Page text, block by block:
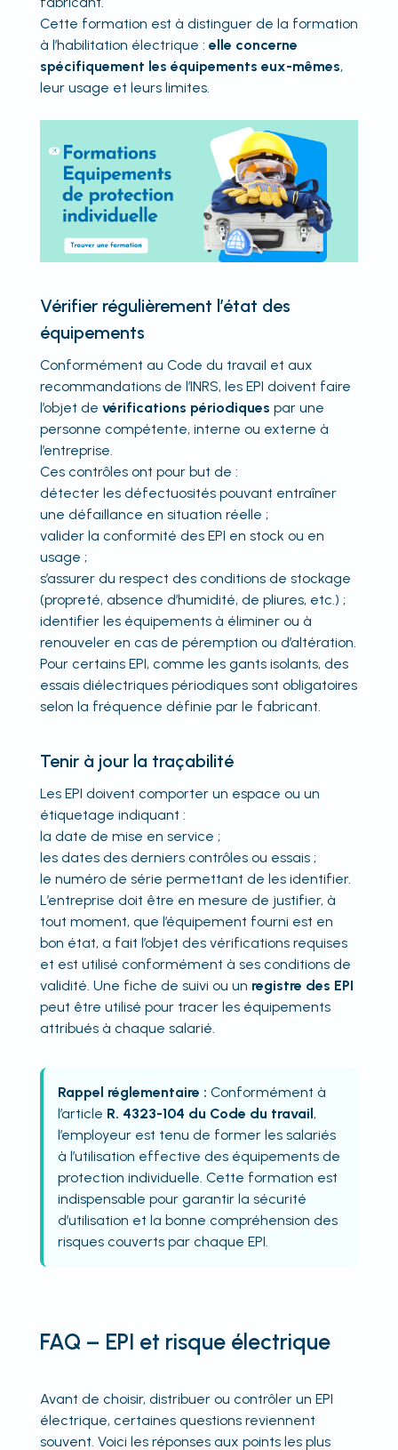
Cette formation est à distinguer de la formation
à l’habilitation électrique : elle concerne
spécifiquement les équipements eux-mêmes,
leur usage et leurs limites.
Vérifier régulièrement l’état des
équipements
Conformément au Code du travail et aux
recommandations de l’INRS, les EPI doivent faire
l’objet de vérifications périodiques par une
personne compétente, interne ou externe à
l’entreprise.
Ces contrôles ont pour but de :
détecter les défectuosités pouvant entraîner
une défaillance en situation réelle ;
valider la conformité des EPI en stock ou en
usage ;
s’assurer du respect des conditions de stockage
(propreté, absence d’humidité, de pliures, etc.) ;
identifier les équipements à éliminer ou à
renouveler en cas de péremption ou d’altération.
Pour certains EPI, comme les gants isolants, des
essais diélectriques périodiques sont obligatoires
selon la fréquence définie par le fabricant.
Tenir à jour la traçabilité
Les EPI doivent comporter un espace ou un
étiquetage indiquant :
la date de mise en service ;
les dates des derniers contrôles ou essais ;
le numéro de série permettant de les identifier.
L’entreprise doit être en mesure de justifier, à
tout moment, que l’équipement fourni est en
bon état, a fait l’objet des vérifications requises
et est utilisé conformément à ses conditions de
validité. Une fiche de suivi ou un registre des EPI
peut être utilisé pour tracer les équipements
attribués à chaque salarié.
Rappel réglementaire : Conformément à
l’article R. 4323-104 du Code du travail,
l’employeur est tenu de former les salariés
à l’utilisation effective des équipements de
protection individuelle. Cette formation est
indispensable pour garantir la sécurité
d’utilisation et la bonne compréhension des
risques couverts par chaque EPI.
FAQ – EPI et risque électrique
Avant de choisir, distribuer ou contrôler un EPI
électrique, certaines questions reviennent
souvent. Voici les réponses aux points les plus